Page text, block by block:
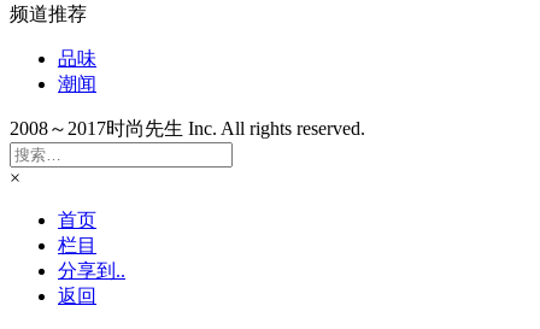
频道推荐
品味
潮闻
2008～2017时尚先生 Inc. All rights reserved.
×
首页
栏目
分享到..
返回